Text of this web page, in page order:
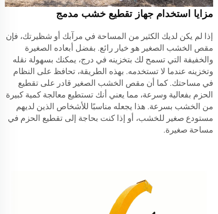
مزايا استخدام جهاز تقطيع خشب مدمج
إذا لم يكن لديك الكثير من المساحة في مرآبك أو شظيرتك، فإن
مقص الخشب الصغير هو خيار رائع. بفضل أبعاده الصغيرة
والخفيفة التي تسمح لك بتخزينه في درج، يمكنك بسهولة نقله
وتخزينه عندما لا تستخدمه. بهذه الطريقة، تحافظ على النظام
في مساحتك. كما أن مقص الخشب الصغير قادر على تقطيع
الحزم بفعالية وسرعة، مما يعني أنك تستطيع معالجة كمية كبيرة
من الخشب بسرعة. هذا يجعله مناسبًا للأشخاص الذين لديهم
مستودع صغير للخشب، أو إذا كنت بحاجة إلى تقطيع الحزم في
مساحة صغيرة.